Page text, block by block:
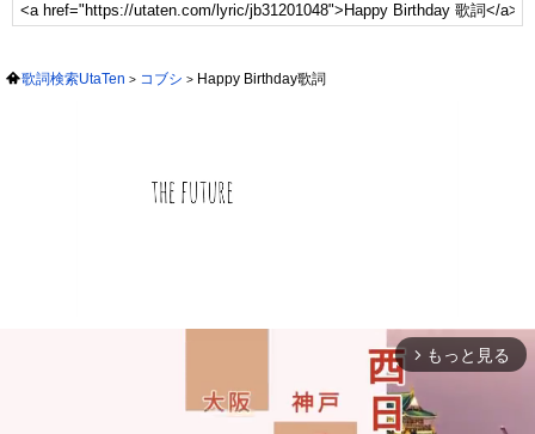
歌詞検索UtaTen コブシ Happy Birthday歌詞
arrow_forward_ios もっと見る